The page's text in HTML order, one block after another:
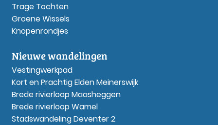
Trage Tochten
Groene Wissels
Knopenrondjes
Nieuwe wandelingen
Vestingwerkpad
Kort en Prachtig Elden Meinerswijk
Brede rivierloop Maasheggen
Brede rivierloop Wamel
Stadswandeling Deventer 2